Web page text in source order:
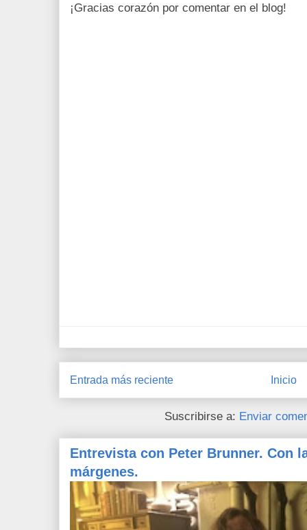
¡Gracias corazón por comentar en el blog!
Entrada más reciente Inicio
Suscribirse a: Enviar
Entrevista con Peter Brunner. Con
márgenes.